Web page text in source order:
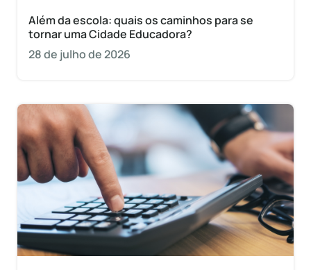
Além da escola: quais os caminhos para se
tornar uma Cidade Educadora?
28 de julho de 2026